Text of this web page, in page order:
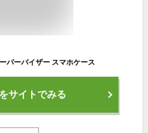
パーバイザー スマホケース
サイトでみる